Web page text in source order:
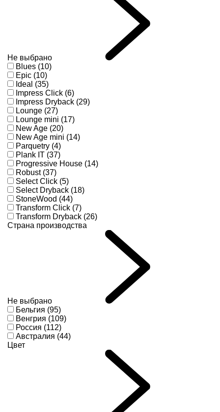
Не выбрано
Blues (10)
Epic (10)
Ideal (35)
Impress Click (6)
Impress Dryback (29)
Lounge (27)
Lounge mini (17)
New Age (20)
New Age mini (14)
Parquetry (4)
Plank IT (37)
Progressive House (14)
Robust (37)
Select Click (5)
Select Dryback (18)
StoneWood (44)
Transform Click (7)
Transform Dryback (26)
Страна производства
Не выбрано
Бельгия (95)
Венгрия (109)
Россия (112)
Австралия (44)
Цвет